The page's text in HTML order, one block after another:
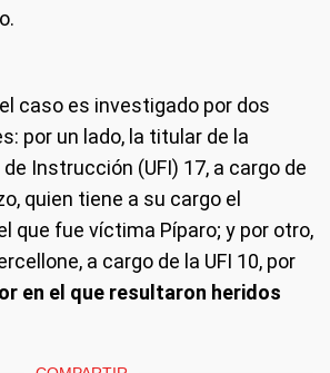
caso es investigado por dos
por un lado, la titular de la
Instrucción (UFI) 17, a cargo de
quien tiene a su cargo el
que fue víctima Píparo; y por otro,
a cargo de la UFI 10, por
en el que resultaron heridos